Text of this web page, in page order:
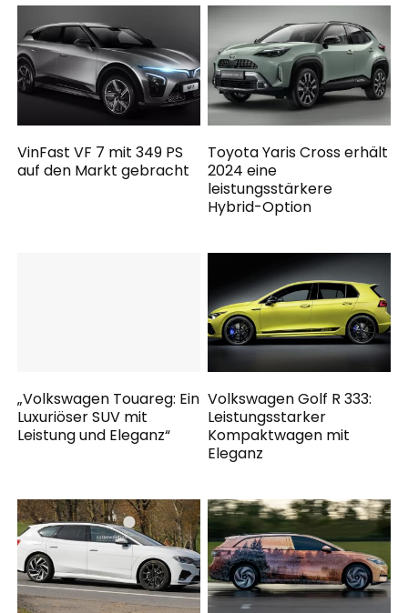
VinFast VF 7 mit 349 PS
auf den Markt gebracht
Toyota Yaris Cross erhält
2024 eine
leistungsstärkere
Hybrid-Option
„Volkswagen Touareg: Ein
Luxuriöser SUV mit
Leistung und Eleganz“
Volkswagen Golf R 333:
Leistungsstarker
Kompaktwagen mit
Eleganz